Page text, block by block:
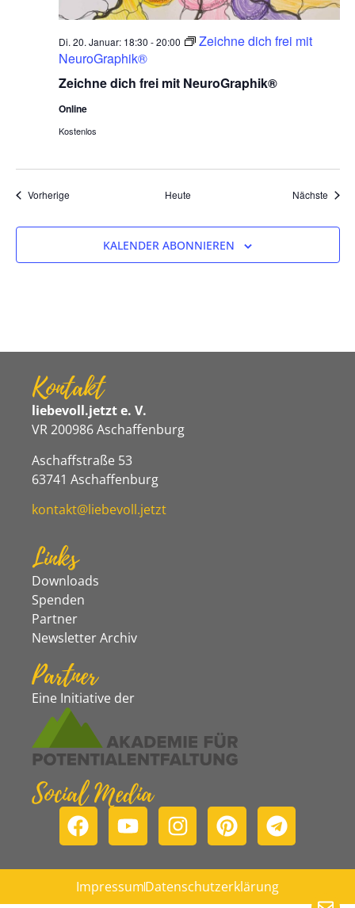
Zeichne dich frei mit NeuroGraphik®
Di. 20. Januar: 18:30 -20:00
Zeichne dich frei mit
NeuroGraphik®
Online
Kostenlos
VorherigeVeranstaltungen Heute Nächste
KALENDER ABONNIEREN
Kontakt
liebevoll.jetzt e. V.
VR 200986 Aschaffenburg
Aschaffstraße 53
63741 Aschaffenburg
kontakt@liebevoll.jetzt
Links
Downloads
Spenden
Partner
Newsletter Archiv
Partner
Eine Initiative der
Social Media
ImpressumDatenschutzerklärung